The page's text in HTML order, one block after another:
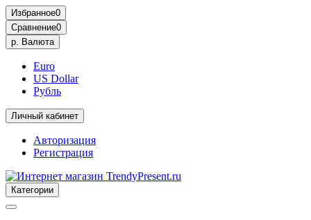
Избранное0
Сравнение0
р. Валюта
Euro
US Dollar
Рубль
Личный кабинет
Авторизация
Регистрация
Категории